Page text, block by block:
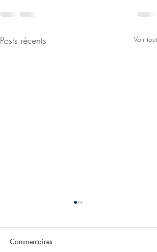
Posts récents Voir tout
Commentaires